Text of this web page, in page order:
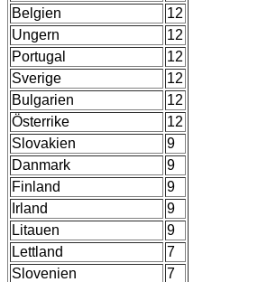
Belgien
12
Ungern
12
Portugal
12
Sverige
12
Bulgarien
12
Österrike
12
Slovakien
9
Danmark
9
Finland
9
Irland
9
Litauen
9
Lettland
7
Slovenien
7